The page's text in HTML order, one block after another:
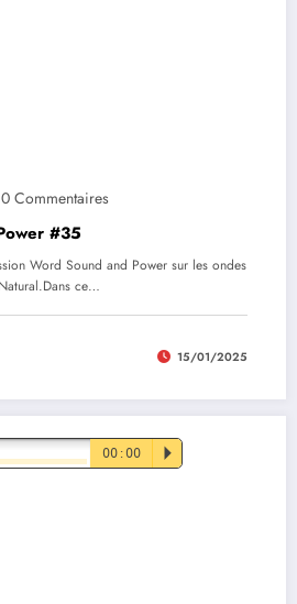
0 Commentaires
#35
Word Sound and Power sur les ondes
ce…
15/01/2025
00:00 P